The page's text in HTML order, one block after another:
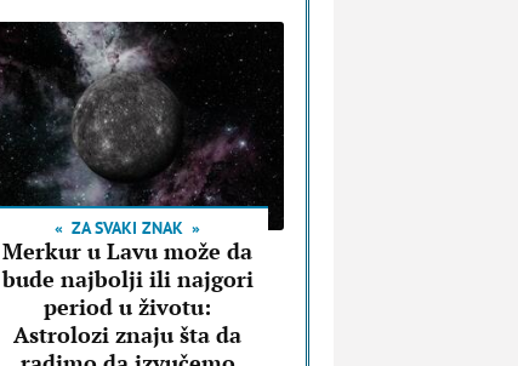
ZA SVAKI ZNAK
Merkur u Lavu može da
bude najbolji ili najgori
period u životu:
Astrolozi znaju šta da